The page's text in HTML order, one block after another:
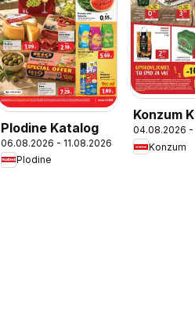
Plodine Katalog
06.08.2026 - 11.08.2026
Plodine
Konzum
04.08.2026 -
Konzum